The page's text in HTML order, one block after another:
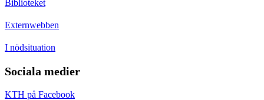
Biblioteket
Externwebben
I nödsituation
Sociala medier
KTH på Facebook